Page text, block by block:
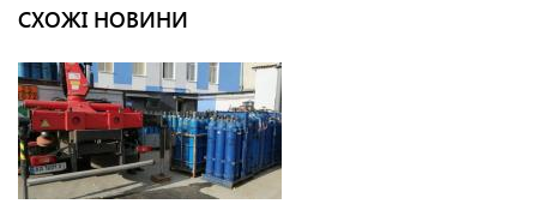
СХОЖІ НОВИНИ